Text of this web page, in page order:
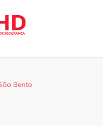
Bento